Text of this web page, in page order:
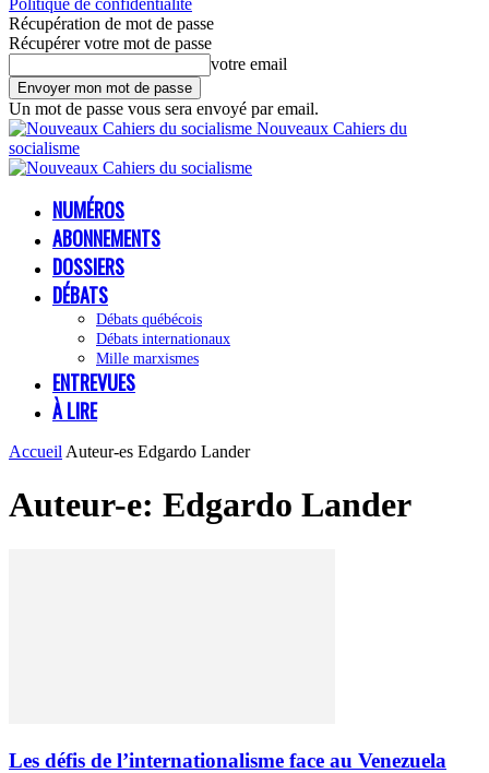
Politique de confidentialité
Récupération de mot de passe
Récupérer votre mot de passe
votre email
Un mot de passe vous sera envoyé par email.
Nouveaux Cahiers du
socialisme
NUMÉROS
ABONNEMENTS
DOSSIERS
DÉBATS
Débats québécois
Débats internationaux
Mille marxismes
ENTREVUES
À LIRE
Accueil Auteur-es Edgardo Lander
Auteur-e: Edgardo Lander
Les défis de l’internationalisme face au Venezuela